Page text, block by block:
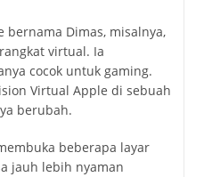
Dimas, misalnya,
virtual. Ia
cocok untuk gaming.
Virtual Apple di sebuah
berubah.
beberapa layar
jauh lebih nyaman